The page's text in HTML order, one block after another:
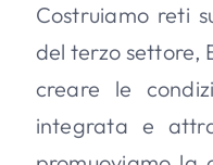
Costruiamo reti
del terzo settore,
creare le
integrata e at